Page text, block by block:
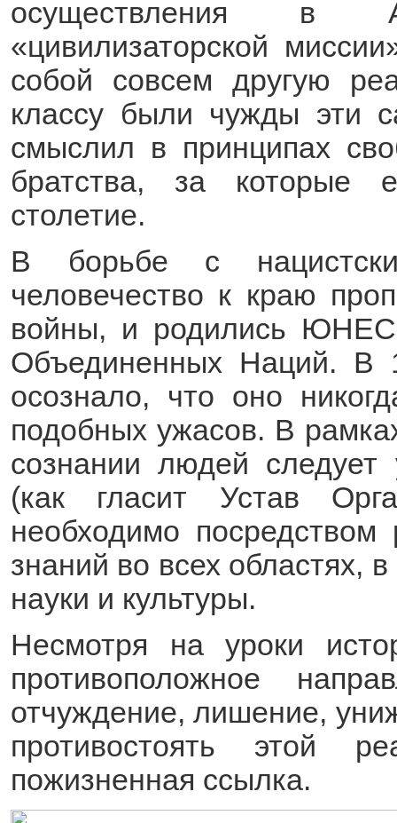
осуществления в
«цивилизаторской
собой совсем другую
классу были чужды эти
смыслил в принципах
братства, за которые
столетие.
В борьбе с
человечество к краю
войны, и родились
Объединенных Наций. В
осознало, что оно
подобных ужасов. В
сознании людей
(как гласит Устав
необходимо
знаний во всех областях,
науки и культуры.
Несмотря на уроки
противоположное
отчуждение, лишение,
противостоять этой
пожизненная ссылка.